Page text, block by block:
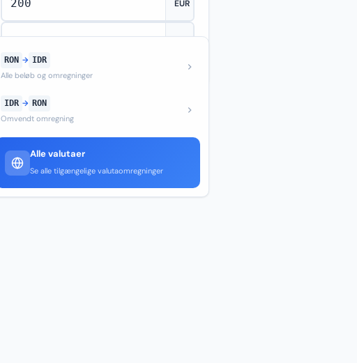
RON → IDR
Alle beløb og omregninger
IDR → RON
Omvendt omregning
Alle valutaer
Se alle tilgængelige valutaomregninger